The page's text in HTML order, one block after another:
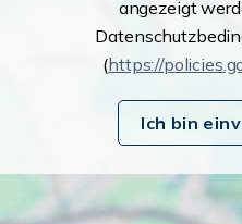
angezeigt
(https://
Ich bin